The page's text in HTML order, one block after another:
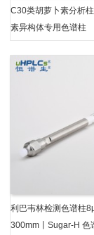
C30类胡萝卜素分析
素异构体专用色谱柱
利巴韦林检测色谱柱
300mm丨Sugar-H 色